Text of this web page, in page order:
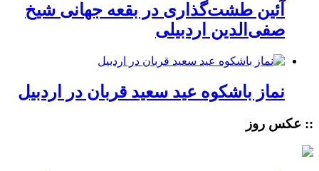
آئین طشت‌گذاری در بقعه جهانی شیخ
صفی‌الدین اردبیلی
نماز باشکوه عید سعید قربان در اردبیل
:: عکس روز